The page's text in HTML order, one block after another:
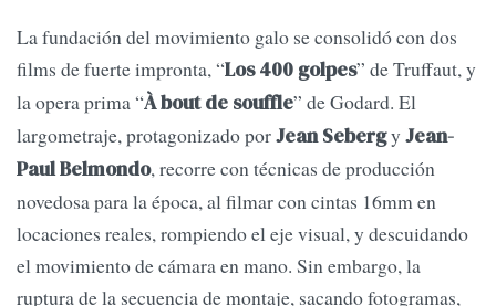
La fundación del movimiento galo se consolidó con dos
films de fuerte impronta, “Los 400 golpes” de Truffaut, y
la opera prima “À bout de souffle” de Godard. El
largometraje, protagonizado porJean Sebergy Jean-
Paul Belmondo, recorre con técnicas de producción
novedosa para la época, al filmar con cintas 16mm en
locaciones reales, rompiendo el eje visual, y descuidando
el movimiento de cámara en mano. Sin embargo, la
ruptura de la secuencia de montaje, sacando fotogramas,